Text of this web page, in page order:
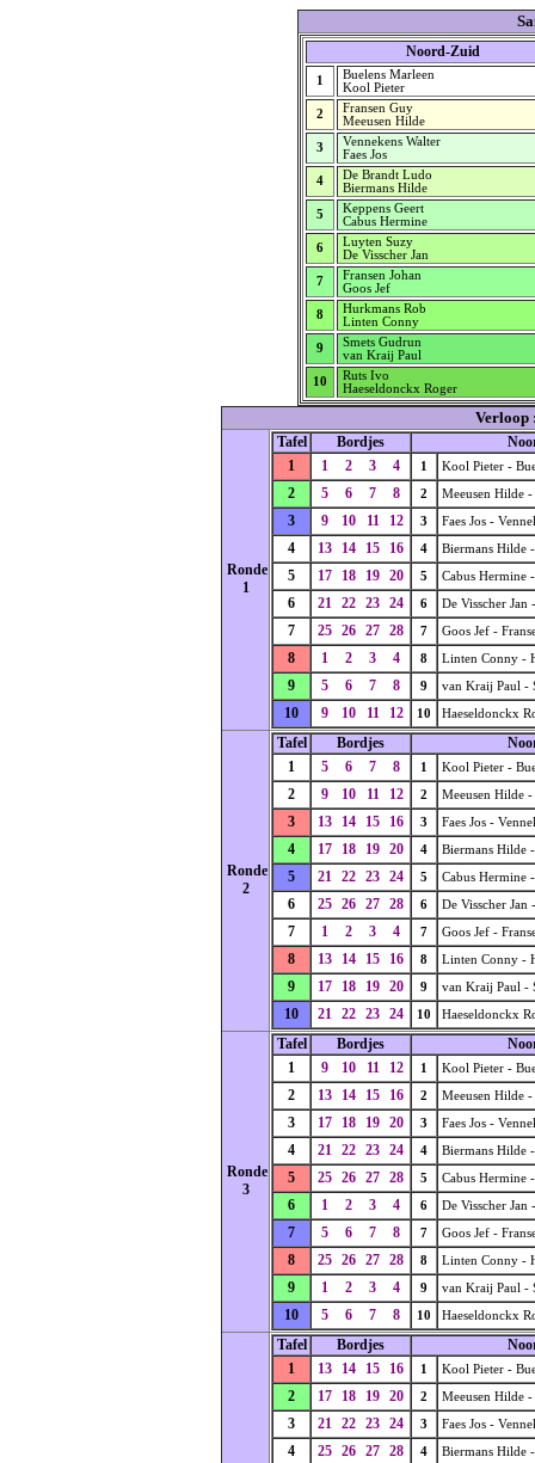
Noord-Zuid
1
Buelens Marleen
Kool Pieter
2
Fransen Guy
Meeusen Hilde
3
Vennekens Walter
Faes Jos
4
De Brandt Ludo
Biermans Hilde
5
Keppens Geert
Cabus Hermine
6
Luyten Suzy
De Visscher Jan
7
Fransen Johan
Goos Jef
8
Hurkmans Rob
Linten Conny
9
Smets Gudrun
van Kraij Paul
10
Ruts Ivo
Haeseldonckx Roger
Verloop
Ronde
1
Tafel Bordjes
1
1 2 3 4 1 Kool Pieter -
2 5 6 7 8 2 Meeusen Hilde
3 9 10 11 12 3 Faes Jos -
4 13 14 15 16 4 Biermans Hilde
5 17 18 19 20 5 Cabus Hermine
6 21 22 23 24 6 De Visscher Jan
7 25 26 27 28 7 Goos Jef -
8 1 2 3 4 8 Linten Conny -
9 5 6 7 8 9 van Kraij Paul -
10 9 10 11 12 10 Haeseldonckx
Ronde
2
Tafel Bordjes
1
5 6 7 8 1 Kool Pieter -
2 9 10 11 12 2 Meeusen Hilde
3 13 14 15 16 3 Faes Jos -
4 17 18 19 20 4 Biermans Hilde
5 21 22 23 24 5 Cabus Hermine
6 25 26 27 28 6 De Visscher Jan
7 1 2 3 4 7 Goos Jef -
8 13 14 15 16 8 Linten Conny -
9 17 18 19 20 9 van Kraij Paul -
10 21 22 23 24 10 Haeseldonckx
Ronde
3
Tafel Bordjes
1
9 10 11 12 1 Kool Pieter -
2 13 14 15 16 2 Meeusen Hilde
3 17 18 19 20 3 Faes Jos -
4 21 22 23 24 4 Biermans Hilde
5 25 26 27 28 5 Cabus Hermine
6 1 2 3 4 6 De Visscher Jan
7 5 6 7 8 7 Goos Jef -
8 25 26 27 28 8 Linten Conny -
9 1 2 3 4 9 van Kraij Paul -
10 5 6 7 8 10 Haeseldonckx
Tafel Bordjes
1
13 14 15 16 1 Kool Pieter -
2 17 18 19 20 2 Meeusen Hilde
3 21 22 23 24 3 Faes Jos -
4 25 26 27 28 4 Biermans Hilde